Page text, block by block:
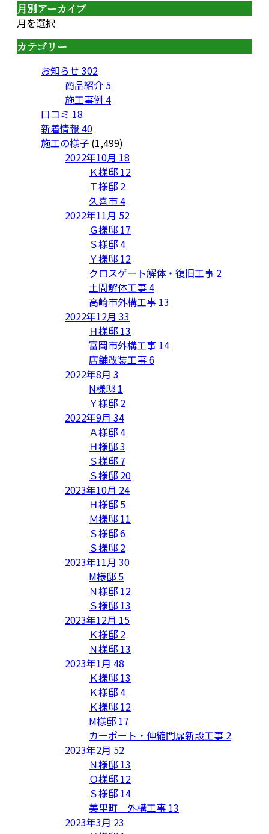
月別アーカイブ
月を選択
カテゴリー
お知らせ 302
商品紹介 5
施工事例 4
口コミ 18
新着情報 40
施工の様子 (1,499)
2022年10月 18
Ｋ様邸 12
Ｔ様邸 2
久喜市4
2022年11月 52
Ｇ様邸 17
Ｓ様邸4
Ｙ様邸 12
クロスゲート解体・復旧工事 2
土間解体工事4
高崎市外構工事 13
2022年12月 33
Ｈ様邸 13
富岡市外構工事 14
店舗改装工事6
2022年8月 3
N様邸 1
Ｙ様邸 2
2022年9月 34
Ａ様邸4
Ｈ様邸3
Ｓ様邸 7
Ｓ様邸 20
2023年10月 24
Ｈ様邸 5
Ｍ様邸 11
Ｓ様邸6
Ｓ様邸 2
2023年11月 30
M様邸 5
Ｎ様邸 12
Ｓ様邸 13
2023年12月 15
Ｋ様邸 2
Ｎ様邸 13
2023年1月 48
Ｋ様邸 13
Ｋ様邸4
Ｋ様邸 12
M様邸 17
カーポート・伸縮門扉新設工事 2
2023年2月 52
Ｎ様邸 13
Ｏ様邸 12
Ｓ様邸 14
美里町 外構工事 13
2023年3月 23